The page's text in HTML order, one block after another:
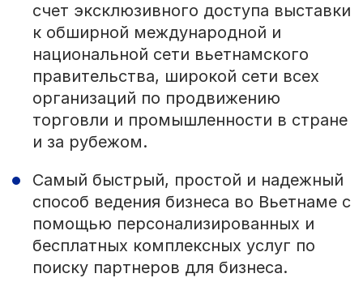
счет эксклюзивного доступа выставки
к обширной международной и
национальной сети вьетнамского
правительства, широкой сети всех
организаций по продвижению
торговли и промышленности в стране
и за рубежом.
Самый быстрый, простой и надежный
способ ведения бизнеса во Вьетнаме с
помощью персонализированных и
бесплатных комплексных услуг по
поиску партнеров для бизнеса.